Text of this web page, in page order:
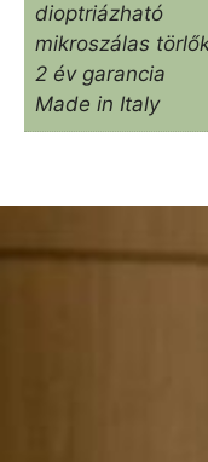
dioptriázható
mikroszálas
2 év garancia
Made in Italy